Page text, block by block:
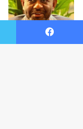
فيسبوك تويتر